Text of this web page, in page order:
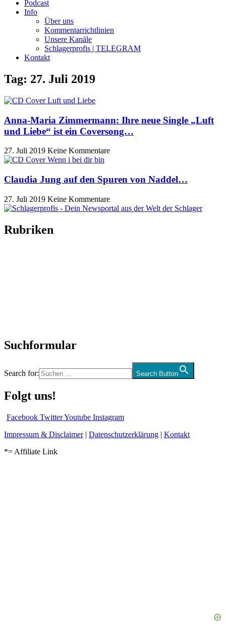
Podcast
Info
Über uns
Kommentarrichtlinien
Unsere Kanäle
Schlagerprofis | TELEGRAM
Kontakt
Tag: 27. Juli 2019
Anna-Maria Zimmermann: Ihre neue Single „Luft
und Liebe“ ist ein Coversong…
27. Juli 2019 Keine Kommentare
Claudia Jung auf den Spuren von Naddel…
27. Juli 2019 Keine Kommentare
Rubriken
Suchformular
Search for: Search Button
Folgt uns!
Facebook TwitterYoutube Instagram
Impressum & Disclaimer| Datenschutzerklärung | Kontakt
*= Affiliate Link